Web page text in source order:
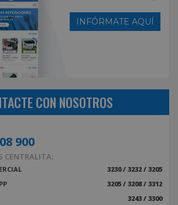
INFÓRMATE AQUÍ
CON NOSOTROS
900
CENTRALITA:
3230 / 3232 / 3205
3205 / 3208 / 3312
3243 / 3300